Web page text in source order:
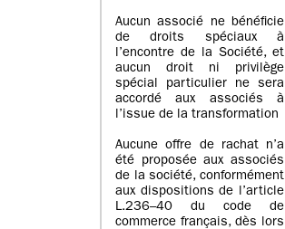
Aucun associé ne bénéficie
de droits spéciaux à
l’encontre de la Société, et
aucun droit ni privilège
spécial particulier ne sera
accordé aux associés à
l’issue de la transformation
Aucune offre de rachat n’a
été proposée aux associés
de la société, conformément
aux dispositions de l’article
L.236–40 du code de
commerce français, dès lors